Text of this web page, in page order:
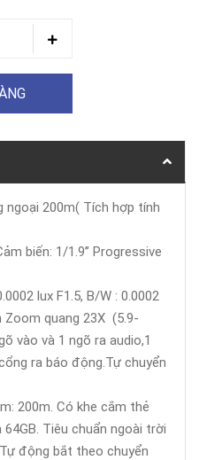
ngoại 200m( Tích hợp tính
biến: 1/1.9’’ Progressive
lux F1.5, B/W : 0.0002
Zoom quang 23X (5.9-
vào và 1 ngõ ra audio,1
ra báo động.Tự chuyển
200m. Có khe cắm thẻ
Tiêu chuẩn ngoài trời
động bắt theo chuyển